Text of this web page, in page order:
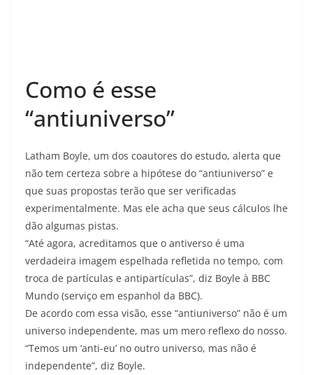
Como é esse
“antiuniverso”
Latham Boyle, um dos coautores do estudo, alerta que
não tem certeza sobre a hipótese do “antiuniverso” e
que suas propostas terão que ser verificadas
experimentalmente. Mas ele acha que seus cálculos lhe
dão algumas pistas.
“Até agora, acreditamos que o antiverso é uma
verdadeira imagem espelhada refletida no tempo, com
troca de partículas e antipartículas”, diz Boyle à BBC
Mundo (serviço em espanhol da BBC).
De acordo com essa visão, esse “antiuniverso” não é um
universo independente, mas um mero reflexo do nosso.
“Temos um ‘anti-eu’ no outro universo, mas não é
independente”, diz Boyle.